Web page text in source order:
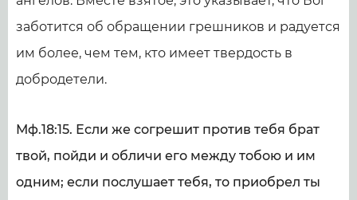
заботится об обращении грешников и радуется
им более, чем тем, кто имеет твердость в
добродетели.
Мф.18:15. Если же согрешит против тебя брат
твой, пойди и обличи его между тобою и им
одним; если послушает тебя, то приобрел ты